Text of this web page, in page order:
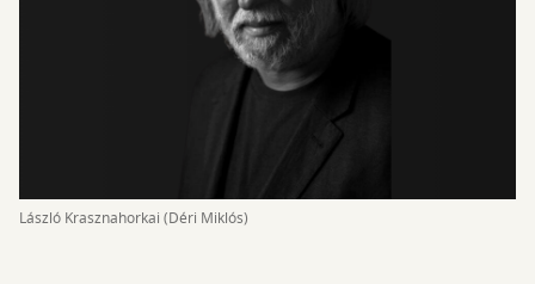
László Krasznahorkai (Déri Miklós)